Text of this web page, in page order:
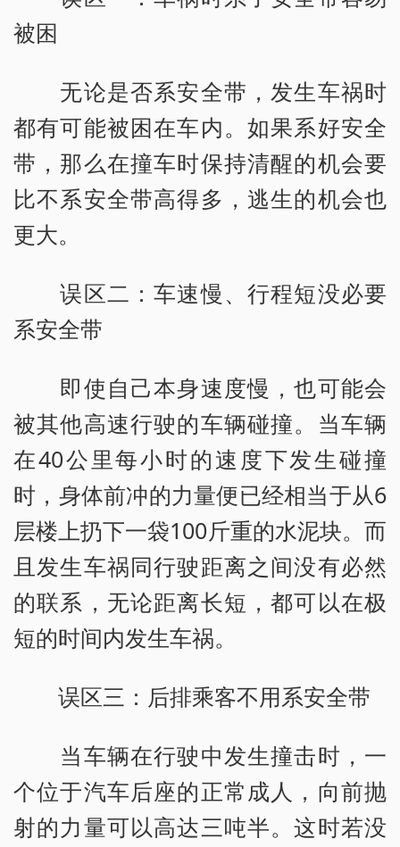
被困
无论是否系安全带，发生车祸时
都有可能被困在车内。如果系好安全
带，那么在撞车时保持清醒的机会要
比不系安全带高得多，逃生的机会也
更大。
误区二：车速慢、行程短没必要
系安全带
即使自己本身速度慢，也可能会
被其他高速行驶的车辆碰撞。当车辆
在40公里每小时的速度下发生碰撞
时，身体前冲的力量便已经相当于从6
层楼上扔下一袋100斤重的水泥块。而
且发生车祸同行驶距离之间没有必然
的联系，无论距离长短，都可以在极
短的时间内发生车祸。
误区三：后排乘客不用系安全带
当车辆在行驶中发生撞击时，一
个位于汽车后座的正常成人，向前抛
射的力量可以高达三吨半。这时若没